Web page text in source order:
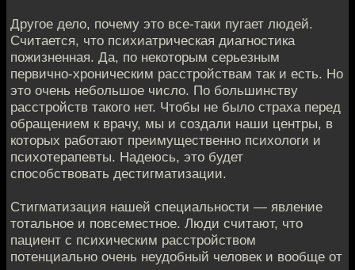
Другое дело, почему это все-таки пугает людей.
Считается, что психиатрическая диагностика
пожизненная. Да, по некоторым серьезным
первично-хроническим расстройствам так и есть. Но
это очень небольшое число. По большинству
расстройств такого нет. Чтобы не было страха перед
обращением к врачу, мы и создали наши центры, в
которых работают преимущественно психологи и
психотерапевты. Надеюсь, это будет
способствовать дестигматизации.
Стигматизация нашей специальности — явление
тотальное и повсеместное. Люди считают, что
пациент с психическим расстройством
потенциально очень неудобный человек и вообще от